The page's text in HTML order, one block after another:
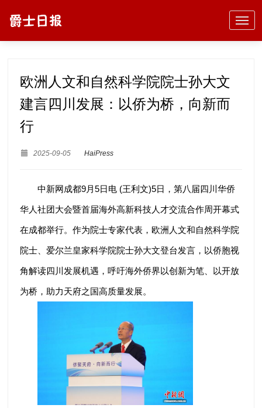
欧洲人文和自然科学院院士孙大文
建言四川发展：以侨为桥，向新而
行
2025-09-05 HaiPress
中新网成都9月5日电 (王利文)5日，第八届四川华侨
华人社团大会暨首届海外高新科技人才交流合作周开幕式
在成都举行。作为院士专家代表，欧洲人文和自然科学院
院士、爱尔兰皇家科学院院士孙大文登台发言，以侨胞视
角解读四川发展机遇，呼吁海外侨界以创新为笔、以开放
为桥，助力天府之国高质量发展。